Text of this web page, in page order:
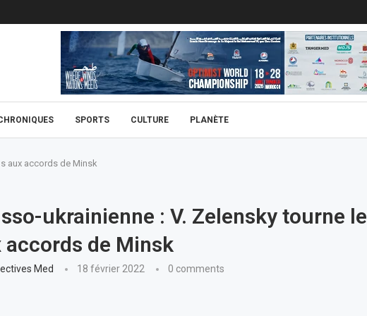
SPORTS CULTURE PLANÈTE
aux accords de Minsk
ukrainienne : V. Zelensky tourne le
accords de Minsk
Med 18 février 2022 0 comments